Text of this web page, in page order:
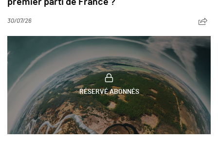
30/07/26
RÉSERVÉ ABONNÉS